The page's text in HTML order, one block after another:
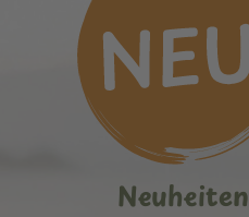
Neuheiten